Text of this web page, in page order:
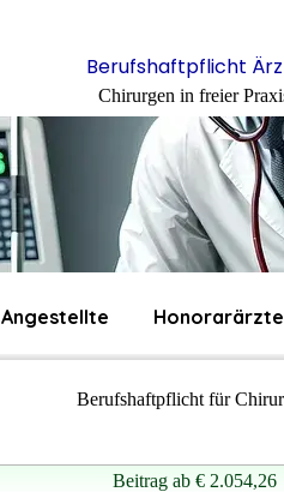
Berufshaftpflicht
Chirurgen in freier
Angestellte Honorarärzte
Berufshaftpflicht für
Beitragab € 2.054,26